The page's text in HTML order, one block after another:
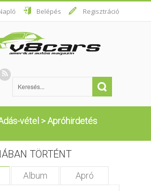
Belépés Regisztráció
vétel >Apróhirdetés
TÖRTÉNT
Album Apró